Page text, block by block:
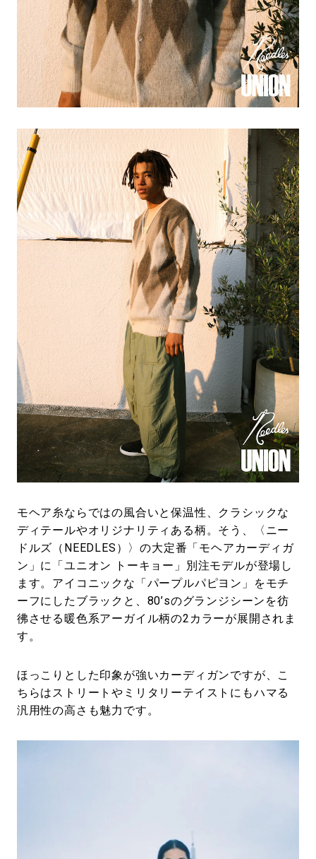
モヘア糸ならではの風合いと保温性、クラシックな
ディテールやオリジナリティある柄。そう、〈ニー
ドルズ（NEEDLES）〉の大定番「モヘアカーディガ
ン」に「ユニオン トーキョー」別注モデルが登場し
ます。アイコニックな「パープルパピヨン」をモチ
ーフにしたブラックと、80’sのグランジシーンを彷
彿させる暖色系アーガイル柄の2カラーが展開されま
す。
ほっこりとした印象が強いカーディガンですが、こ
ちらはストリートやミリタリーテイストにもハマる
汎用性の高さも魅力です。